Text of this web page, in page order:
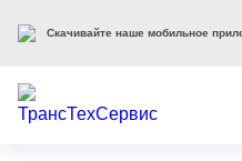
Скачивайте наше мобильное